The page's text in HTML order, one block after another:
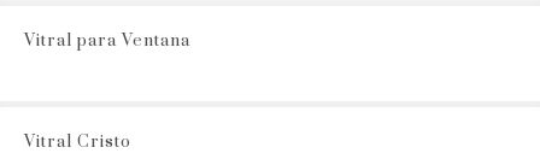
Vitral para Ventana
Vitral Cristo